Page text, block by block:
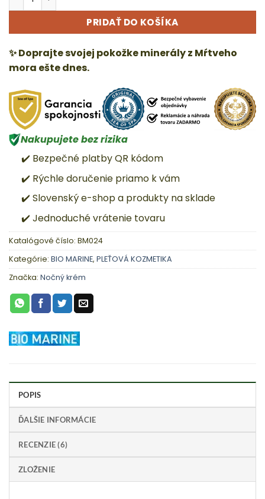
PRIDAŤ DO KOŠÍKA
✨ Doprajte svojej pokožke minerály z Mŕtveho
mora ešte dnes.
Nakupujete bez rizika
✔️ Bezpečné platby QR kódom
✔️ Rýchle doručenie priamo k vám
✔️ Slovenský e-shop a produkty na sklade
✔️ Jednoduché vrátenie tovaru
Katalógové číslo: BM024
Kategórie: BIO MARINE, PLEŤOVÁ KOZMETIKA
Značka: Nočný krém
POPIS
ĎALŠIE INFORMÁCIE
RECENZIE (6)
ZLOŽENIE